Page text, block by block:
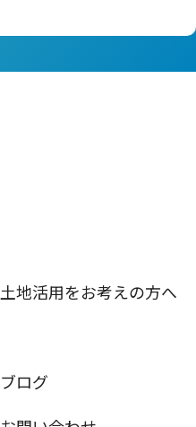
土地活用をお考えの方へ
ブログ